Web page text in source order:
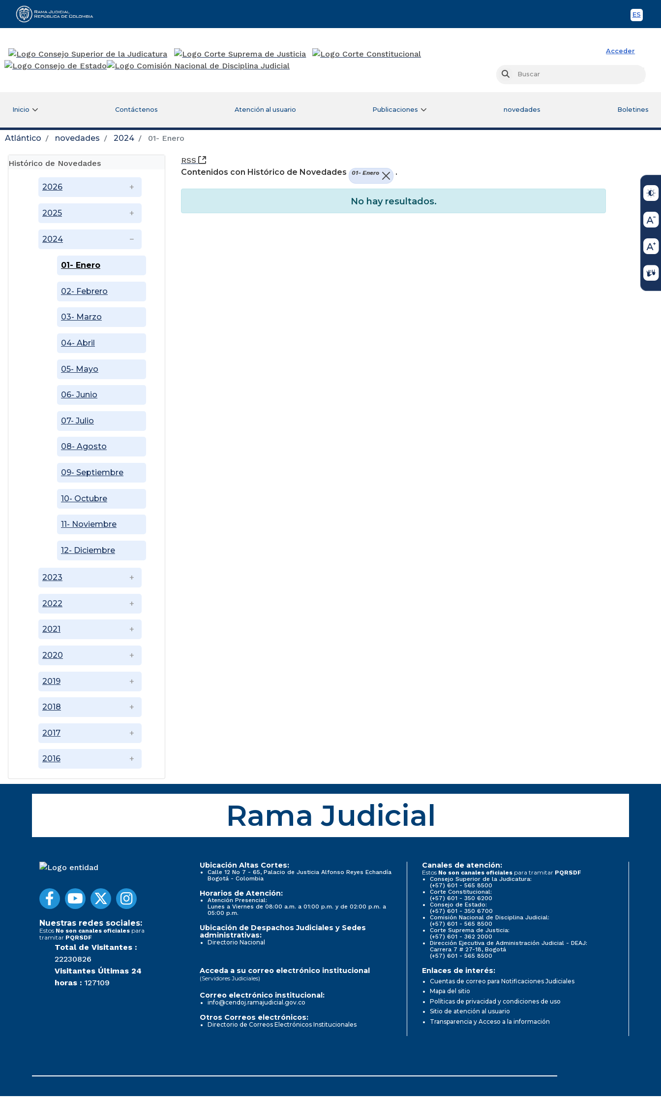
ES
Rama Judicial
Acceder
Buscar
Inicio Contáctenos Atención al usuario Publicaciones novedades Boletines
Atlántico novedades 2024 01- Enero
Histórico de Novedades
2016
2017
2018
2019
2020
2021
2022
2023
2024
01- Enero
02- Febrero
03- Marzo
04- Abril
05- Mayo
06- Junio
07- Julio
08- Agosto
09- Septiembre
10- Octubre
11- Noviembre
12- Diciembre
2025
2026
RSS
(Abre una nueva ventana)
Contenidos con Histórico de Novedades
01- Enero .
No hay resultados.
Rama Judicial
Nuestras redes sociales:
Estos No son canales oficiales para
tramitar PQRSDF
Total de Visitantes :
22230826
Visitantes Últimas 24
horas : 127109
Ubicación Altas Cortes:
Calle 12 No 7 - 65, Palacio de Justicia Alfonso Reyes Echandía
Bogotá - Colombia
Horarios de Atención:
Atención Presencial:
Lunes a Viernes de 08:00 a.m. a 01:00 p.m. y de 02:00 p.m. a
05:00 p.m.
Ubicación de Despachos Judiciales y Sedes
administrativas:
Directorio Nacional
Canales de atención:
Estos No son canales oficiales para tramitar PQRSDF
Consejo Superior de la Judicatura:
(+57) 601 - 565 8500
Corte Constitucional:
(+57) 601 - 350 6200
Consejo de Estado:
(+57) 601 - 350 6700
Comisión Nacional de Disciplina Judicial:
(+57) 601 - 565 8500
Corte Suprema de Justicia:
(+57) 601 - 362 2000
Dirección Ejecutiva de Administración Judicial - DEAJ:
Carrera 7 # 27-18, Bogotá
(+57) 601 - 565 8500
Acceda a su correo electrónico institucional
(Servidores Judiciales)
Correo electrónico institucional:
info@cendoj.ramajudicial.gov.co
Otros Correos electrónicos:
Directorio de Correos Electrónicos Institucionales
Enlaces de interés:
Cuentas de correo para Notificaciones Judiciales
Mapa del sitio
Políticas de privacidad y condiciones de uso
Sitio de atención al usuario
Transparencia y Acceso a la información